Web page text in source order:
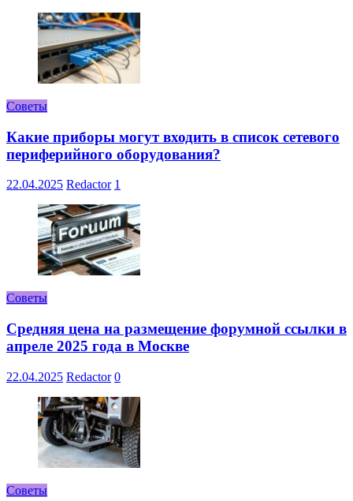
Советы
Какие приборы могут входить в список сетевого
периферийного оборудования?
22.04.2025 Redactor 1
Советы
Средняя цена на размещение форумной ссылки в
апреле 2025 года в Москве
22.04.2025 Redactor 0
Советы